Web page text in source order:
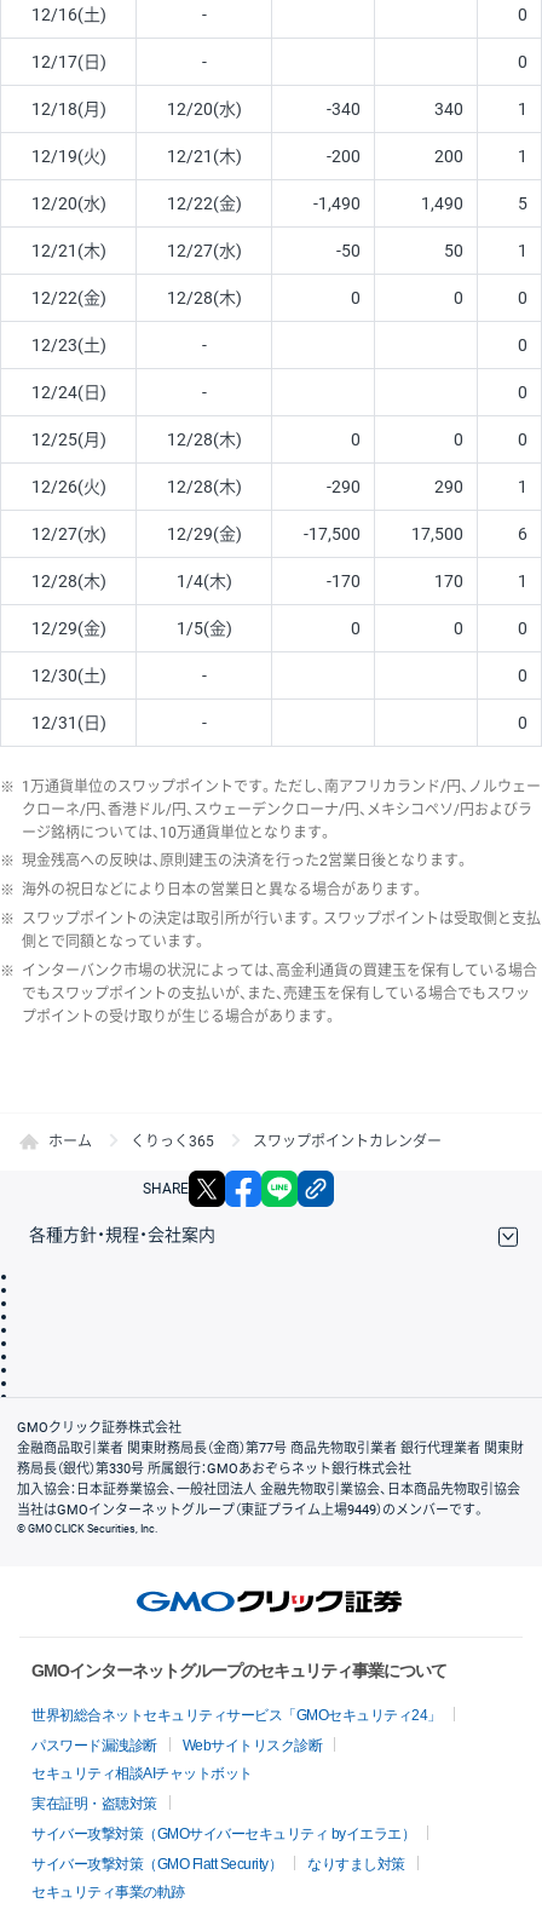
12/16(土) - 0
12/17(日) - 0
12/18(月) 12/20(水) -340 340 1
12/19(火) 12/21(木) -200 200 1
12/20(水) 12/22(金) -1,490 1,490 5
12/21(木) 12/27(水) -50 50 1
12/22(金) 12/28(木) 0 0 0
12/23(土) - 0
12/24(日) - 0
12/25(月) 12/28(木) 0 0 0
12/26(火) 12/28(木) -290 290 1
12/27(水) 12/29(金) -17,500 17,500 6
12/28(木) 1/4(木) -170 170 1
12/29(金) 1/5(金) 0 0 0
12/30(土) - 0
12/31(日) - 0
※ 1万通貨単位のスワップポイントです。ただし、南アフリカランド/円、ノルウェー
クローネ/円、香港ドル/円、スウェーデンクローナ/円、メキシコペソ/円およびラ
ージ銘柄については、10万通貨単位となります。
※ 現金残高への反映は、原則建玉の決済を行った2営業日後となります。
※ 海外の祝日などにより日本の営業日と異なる場合があります。
※ スワップポイントの決定は取引所が行います。スワップポイントは受取側と支払
側とで同額となっています。
※ インターバンク市場の状況によっては、高金利通貨の買建玉を保有している場合
でもスワップポイントの支払いが、また、売建玉を保有している場合でもスワッ
プポイントの受け取りが生じる場合があります。
ホーム くりっく365 スワップポイントカレンダー
SHARE X facebook
各種方針・規程・会社案内
会社案内
GMOクリック証券株式会社
金融商品取引業者 関東財務局長（金商）第77号 商品先物取引業者 銀行代理業者 関東財
務局長（銀代）第330号 所属銀行：GMOあおぞらネット銀行株式会社
加入協会：日本証券業協会、一般社団法人 金融先物取引業協会、日本商品先物取引協会
当社はGMOインターネットグループ（東証プライム上場9449）のメンバーです。
© GMO CLICK Securities, Inc.
GMOインターネットグループのセキュリティ事業について
世界初総合ネットセキュリティサービス「GMOセキュリティ24」
パスワード漏洩診断
Webサイトリスク診断
セキュリティ相談AIチャットボット
実在証明・盗聴対策
サイバー攻撃対策（GMOサイバーセキュリティ byイエラエ）
サイバー攻撃対策（GMO Flatt Security）
なりすまし対策
セキュリティ事業の軌跡